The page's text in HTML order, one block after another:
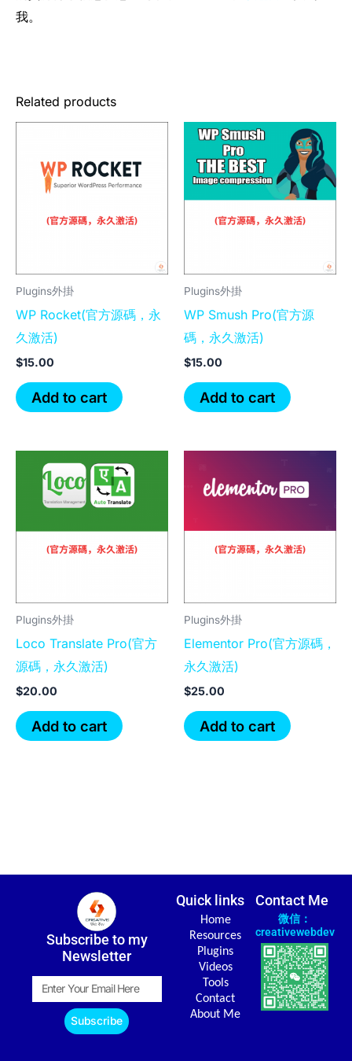
我。
Related products
Plugins外掛
WP Rocket(官方源碼，永
久激活)
$15.00
Add to cart
Plugins外掛
WP Smush Pro(官方源
碼，永久激活)
$15.00
Add to cart
Plugins外掛
Loco Translate Pro(官方
源碼，永久激活)
$20.00
Add to cart
Plugins外掛
Elementor Pro(官方源碼，
永久激活)
$25.00
Add to cart
Subscribe to my
Newsletter
Email
Subscribe
Quick links
Home
Resources
Plugins
Videos
Tools
Contact
About Me
Contact Me
微信：
creativewebdev